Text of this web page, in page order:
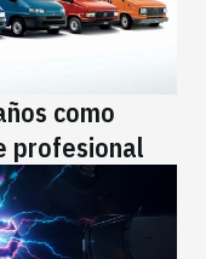
como
profesional